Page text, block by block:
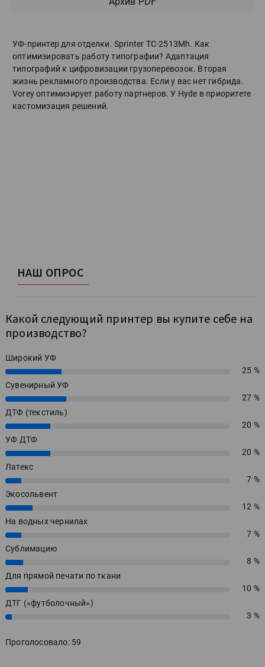
УФ-принтер для отделки. Sprinter ТС-2513Mh. Как
оптимизировать работу типографии? Адаптация
типографий к цифровизации грузоперевозок. Вторая
жизнь рекламного производства. Если у вас нет гибрида.
Vorey оптимизирует работу партнеров. У Hyde в приоритете
кастомизация решений.
НАШ ОПРОС
Какой следующий принтер вы купите себе на
производство?
Широкий УФ
25%
25 %
Сувенирный УФ
27%
27 %
ДТФ (текстиль)
20%
20 %
УФ ДТФ
20%
20 %
Латекс
7%
7 %
Экосольвент
12%
12 %
На водных чернилах
7%
7 %
Сублимацию
8%
8 %
Для прямой печати по ткани
10%
10 %
ДТГ («футболочный»)
3% 3 %
Проголосовало: 59